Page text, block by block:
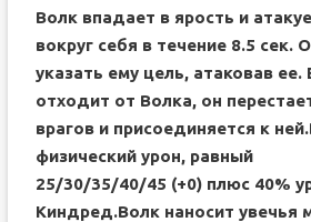
Волк впадает в ярость и
вокруг себя в течение 8.5 сек.
указать ему цель, атаковав ее.
отходит от Волка, он
врагов и присоединяется к
физический урон, равный
25/30/35/40/45 (+0) плюс 40%
Киндред.Волк наносит увечья